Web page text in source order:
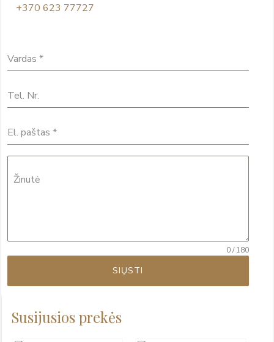
+370 623 77727
Vardas *
Tel. Nr.
El. paštas *
Žinutė
0 / 180
SIŲSTI
Susijusios prekės